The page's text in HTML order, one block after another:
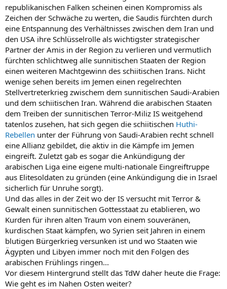
republikanischen Falken scheinen einen Kompromiss als
Zeichen der Schwäche zu werten, die Saudis fürchten durch
eine Entspannung des Verhältnisses zwischen dem Iran und
den USA ihre Schlüsselrolle als wichtigster strategischer
Partner der Amis in der Region zu verlieren und vermutlich
fürchten schlichtweg alle sunnitischen Staaten der Region
einen weiteren Machtgewinn des schiitischen Irans. Nicht
wenige sehen bereits im Jemen einen regelrechten
Stellvertreterkrieg zwischem dem sunnitischen Saudi-Arabien
und dem schiitischen Iran. Während die arabischen Staaten
dem Treiben der sunnitischen Terror-Miliz IS weitgehend
tatenlos zusehen, hat sich gegen die schiitischen Huthi-
Rebellen unter der Führung von Saudi-Arabien recht schnell
eine Allianz gebildet, die aktiv in die Kämpfe im Jemen
eingreift. Zuletzt gab es sogar die Ankündigung der
arabischen Liga eine eigene multi-nationale Eingreiftruppe
aus Elitesoldaten zu gründen (eine Ankündigung die in Israel
sicherlich für Unruhe sorgt).
Und das alles in der Zeit wo der IS versucht mit Terror &
Gewalt einen sunnitischen Gottesstaat zu etablieren, wo
Kurden für ihren alten Traum von einem souveränen,
kurdischen Staat kämpfen, wo Syrien seit Jahren in einem
blutigen Bürgerkrieg versunken ist und wo Staaten wie
Ägypten und Libyen immer noch mit den Folgen des
arabischen Frühlings ringen...
Vor diesem Hintergrund stellt das TdW daher heute die Frage:
Wie geht es im Nahen Osten weiter?